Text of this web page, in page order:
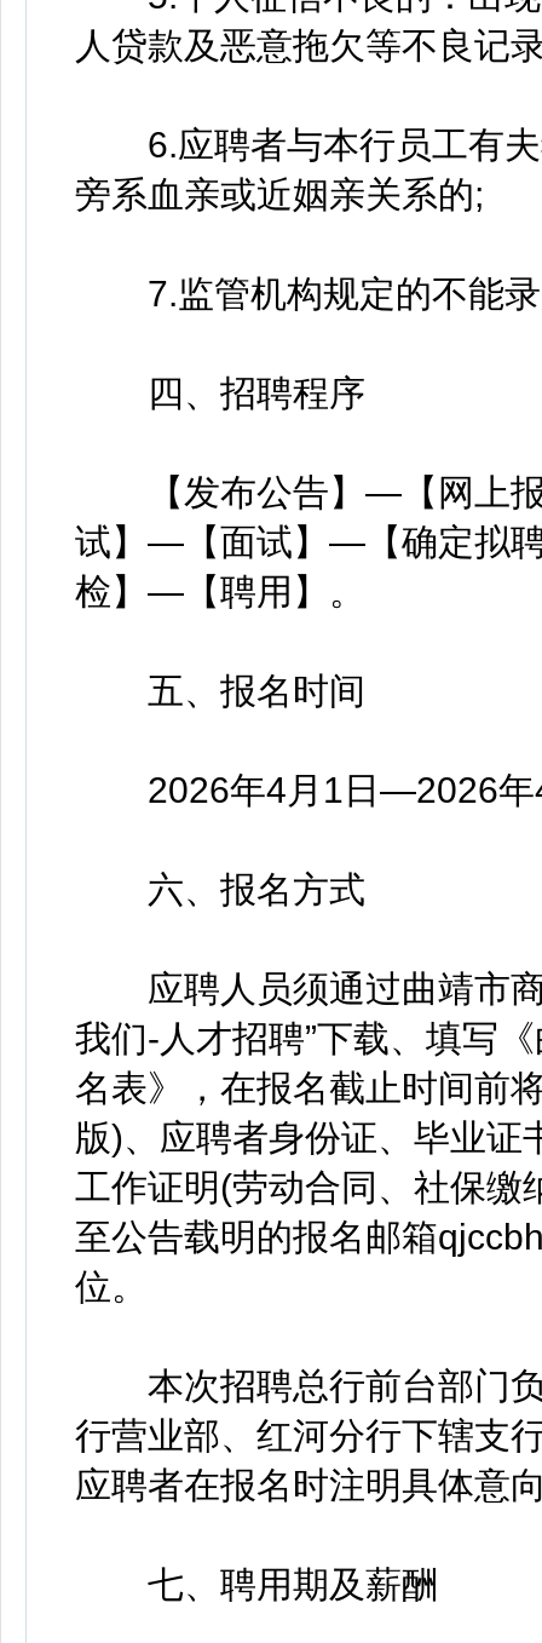
人贷款及恶意拖欠等不良记
6.应聘者与本行员工有夫
旁系血亲或近姻亲关系的;
7.监管机构规定的不能录
四、招聘程序
【发布公告】—【网上报
试】—【面试】—【确定拟
检】—【聘用】。
五、报名时间
2026年4月1日—2026年
六、报名方式
应聘人员须通过曲靖市商
我们-人才招聘”下载、填写
名表》，在报名截止时间前
版)、应聘者身份证、毕业证
工作证明(劳动合同、社保缴
至公告载明的报名邮箱
位。
本次招聘总行前台部门负
行营业部、红河分行下辖支
应聘者在报名时注明具体意
七、聘用期及薪酬